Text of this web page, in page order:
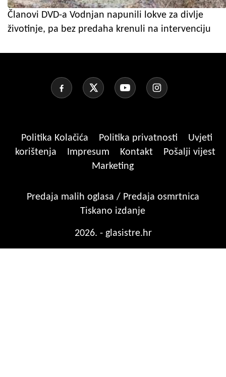
Članovi DVD-a Vodnjan napunili lokve za divlje
životinje, pa bez predaha krenuli na intervenciju
Politika Kolačića Politika privatnosti
Uvjeti
korištenja
Impresum Kontakt
Pošalji vijest
Marketing
Predaja malih oglasa / Predaja osmrtnica
Tiskano izdanje
2026. - glasistre.hr